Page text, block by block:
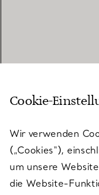
KUNDENSERVICE
SERVICES
Cookie-
Wir verwenden
(„Cookies“),
um unsere
die Website-